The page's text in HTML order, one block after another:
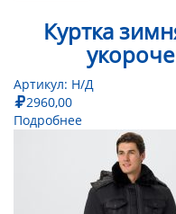
Куртка
Артикул: Н/Д
2960,00
Подробнее